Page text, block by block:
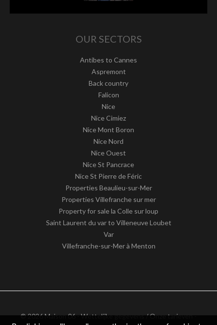
OUR SECTORS
Antibes to Cannes
Aspremont
Back country
Falicon
Nice
Nice Cimiez
Nice Mont Boron
Nice Nord
Nice Ouest
Nice St Pancrace
Nice St Pierre de Féric
Properties Beaulieu-sur-Mer
Properties Villefranche sur mer
Property for sale la Colle sur loup
Saint Laurent du var to Villeneuve Loubet
Var
Villefranche-sur-Mer à Menton
© 2026 Maison 06 -Wettelijke gegevens / Onze tarieven-